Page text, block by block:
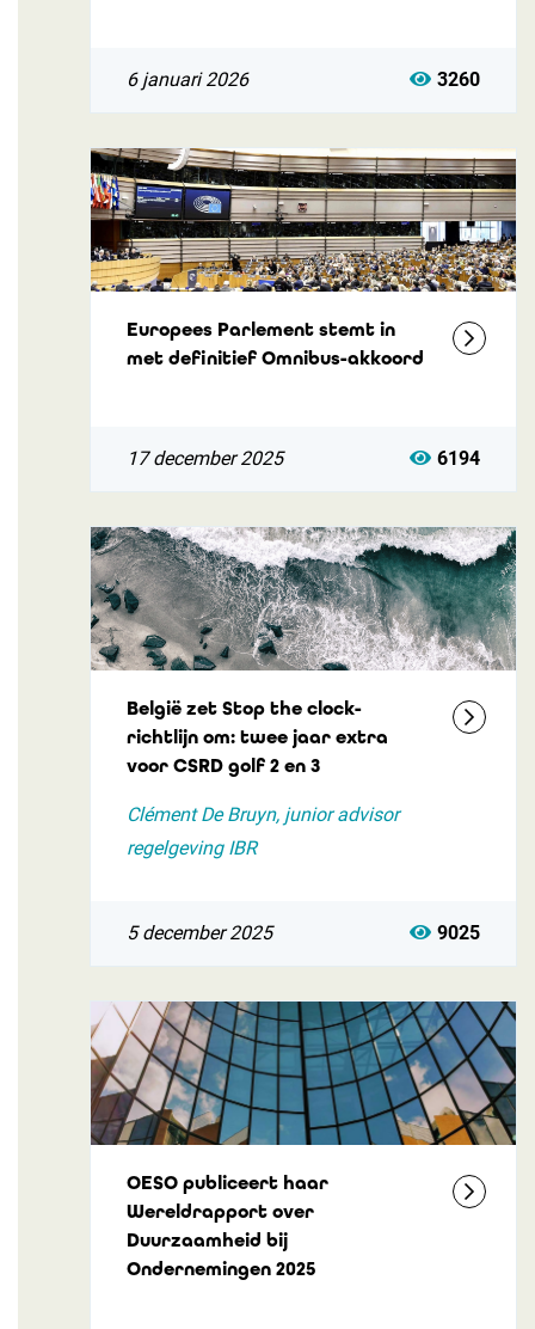
6 januari 2026 3260
Europees Parlement stemt in
met definitief Omnibus-akkoord
17 december 2025 6194
België zet Stop the clock-
richtlijn om: twee jaar extra
voor CSRD golf 2 en 3
Clément De Bruyn, junior advisor
regelgeving IBR
5 december 2025 9025
OESO publiceert haar
Wereldrapport over
Duurzaamheid bij
Ondernemingen 2025